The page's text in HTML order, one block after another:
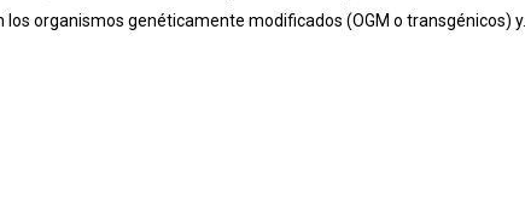
organismos genéticamente modificados (OGM o transgénicos) y...